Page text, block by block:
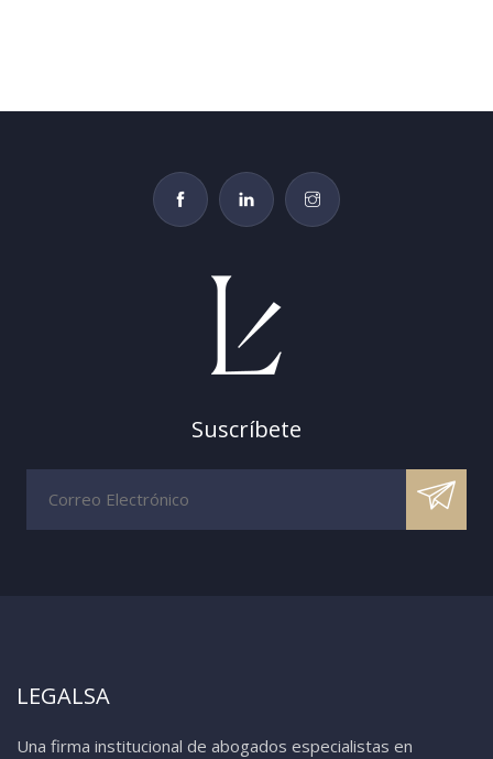
Suscríbete
LEGALSA
Una firma institucional de abogados especialistas en